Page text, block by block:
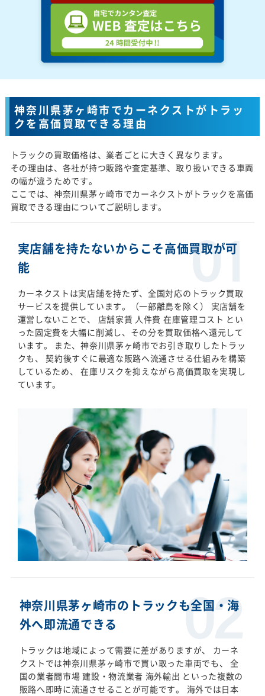
神奈川県茅ヶ崎市でカーネクストがトラッ
クを高価買取できる理由
トラックの買取価格は、業者ごとに大きく異なります。
その理由は、各社が持つ販路や査定基準、取り扱いできる車両
の幅が違うためです。
ここでは、神奈川県茅ヶ崎市でカーネクストがトラックを高価
買取できる理由についてご説明します。
実店舗を持たないからこそ高価買取が可
能
カーネクストは実店舗を持たず、全国対応のトラック買取
サービスを提供しています。（一部離島を除く） 実店舗を
運営しないことで、 店舗家賃 人件費 在庫管理コスト とい
った固定費を大幅に削減し、その分を買取価格へ還元して
います。 また、神奈川県茅ヶ崎市でお引き取りしたトラッ
クも、 契約後すぐに最適な販路へ流通させる仕組みを構築
しているため、 在庫リスクを抑えながら高価買取を実現し
ています。
神奈川県茅ヶ崎市のトラックも全国・海
外へ即流通できる
トラックは地域によって需要に差がありますが、 カーネ
クストでは神奈川県茅ヶ崎市で買い取った車両でも、 全
国の業者間市場 建設・物流業者 海外輸出 といった複数の
販路へ即時に流通させることが可能です。 海外では日本